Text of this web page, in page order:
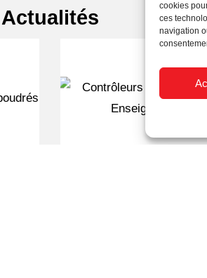
cookies
ces
navigation
Actualités